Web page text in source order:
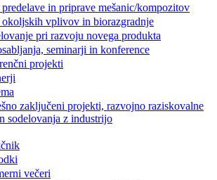
predelave in priprave mešanic/kompozitov
okoljskih vplivov in biorazgradnje
pri razvoju novega produkta
seminarji in konference
projekti
zaključeni projekti, razvojno raziskovalne
sodelovanja z industrijo
večeri